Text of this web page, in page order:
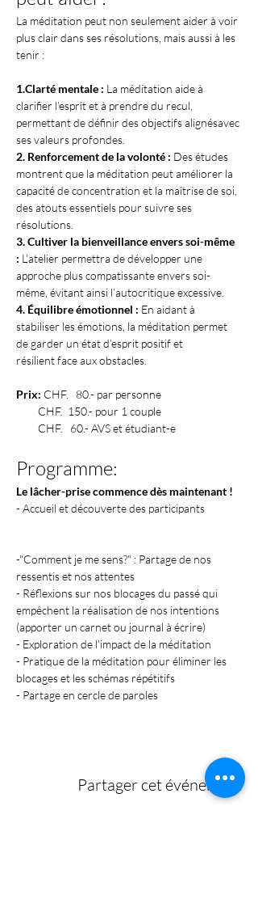
​La méditation peut non seulement aider à voir
plus clair dans ses résolutions, mais aussi à les
tenir :
1.Clarté mentale : La méditation aide à
clarifier l’esprit et à prendre du recul,
permettant de définir des objectifs alignésavec
ses valeurs profondes.
2. Renforcement de la volonté : Des études
montrent que la méditation peut améliorer la
capacité de concentration et la maîtrise de soi,
des atouts essentiels pour suivre ses
résolutions.
3. Cultiver la bienveillance envers soi-même
: L’atelier permettra de développer une
approche plus compatissante envers soi-
même, évitant ainsi l’autocritique excessive.
4. Équilibre émotionnel : En aidant à
stabiliser les émotions, la méditation permet
de garder un état d’esprit positif et
résilient face aux obstacles.
Prix: CHF.   80.- par personne
CHF.  150.- pour 1 couple
CHF.   60.- AVS et étudiant-e
Programme:
Le lâcher-prise commence dès maintenant !
- Accueil et découverte des participants
-"Comment je me sens?" : Partage de nos
ressentis et nos attentes​
- Réflexions sur nos blocages du passé qui
empêchent la réalisation de nos intentions
(apporter un carnet ou journal à écrire)
- Exploration de l'impact de la méditation
- Pratique de la méditation pour éliminer les
blocages et les schémas répétitifs
- Partage en cercle de paroles
Partager cet événement